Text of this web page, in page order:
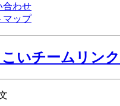
合わせ
マップ
いチームリン